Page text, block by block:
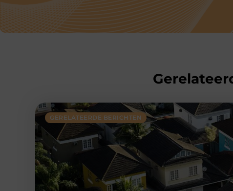
GERELATEERDE BERICHTEN